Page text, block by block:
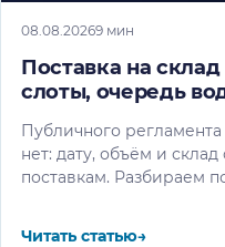
08.08.20269 мин
Поставка на
слоты, очередь
Публичного
нет: дату, объём и
поставкам. Разбираем
Читать статью→